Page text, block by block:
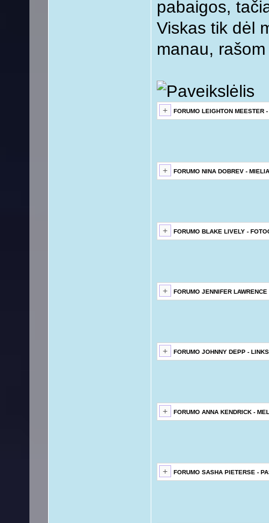
pabaigos,
Viskas tik dėl
manau,
FORUMO LEIGHTON MEESTER
FORUMO NINA DOBREV -
FORUMO BLAKE LIVELY -
FORUMO JENNIFER
FORUMO JOHNNY DEPP -
FORUMO ANNA KENDRICK -
FORUMO SASHA PIETERSE -